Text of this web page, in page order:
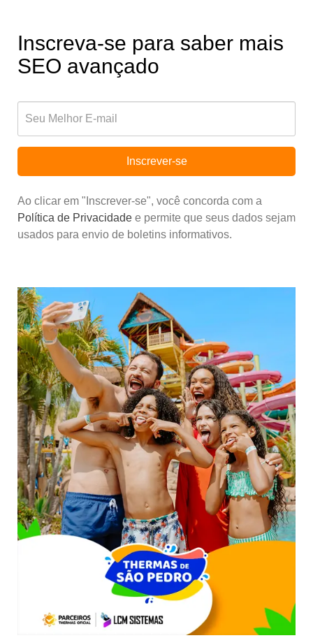
Inscreva-se para saber mais
SEO avançado
Inscrever-se
Ao clicar em "Inscrever-se", você concorda com a
Política de Privacidade e permite que seus dados sejam
usados para envio de boletins informativos.